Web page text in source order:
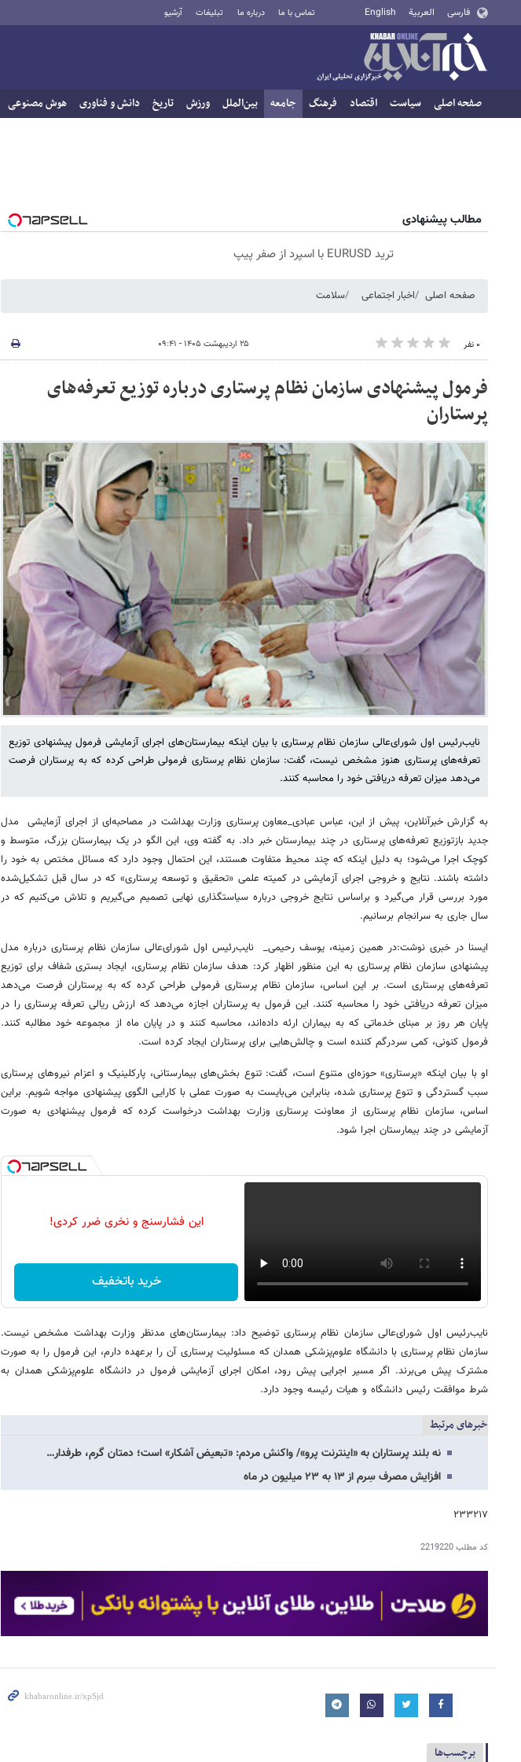
فارسی العربية English تماس با ما درباره ما تبلیغات آرشیو
صفحه اصلی سیاست اقتصاد فرهنگ جامعه بین‌الملل ورزش تاریخ دانش و فناوری هوش مصنوعی
مطالب پیشنهادی
ترید EURUSD با اسپرد از صفر پیپ
صفحه اصلی اخبار اجتماعی سلامت
۰ نفر ۲۵ اردیبهشت ۱۴۰۵ - ۰۹:۴۱
فرمول پیشنهادی سازمان نظام پرستاری درباره توزیع تعرفه‌های
پرستاران
نایب‌رئیس اول شورای‌عالی سازمان نظام پرستاری با بیان اینکه بیمارستان‌های اجرای آزمایشی فرمول پیشنهادی توزیع
تعرفه‌های پرستاری هنوز مشخص نیست، گفت: سازمان نظام پرستاری فرمولی طراحی کرده که به پرستاران فرصت
می‌دهد میزان تعرفه دریافتی خود را محاسبه کنند.
به گزارش خبرآنلاین، پیش از این، عباس عبادی_معاون پرستاری وزارت بهداشت در مصاحبه‌ای از اجرای آزمایشی مدل
جدید بازتوزیع تعرفه‌های پرستاری در چند بیمارستان خبر داد. به گفته وی، این الگو در یک بیمارستان بزرگ، متوسط و
کوچک اجرا می‌شود؛ به دلیل اینکه که چند محیط متفاوت هستند، این احتمال وجود دارد که مسائل مختص به خود را
داشته‌ باشند. نتایج و خروجی اجرای آزمایشی در کمیته علمی «تحقیق و توسعه پرستاری» که در سال قبل تشکیل‌شده
مورد بررسی قرار می‌گیرد و براساس نتایج خروجی درباره سیاستگذاری نهایی تصمیم می‌گیریم و تلاش می‌کنیم که در
سال جاری به سرانجام برسانیم.
ایسنا در خبری نوشت:در همین زمینه، یوسف رحیمی_ نایب‌رئیس اول شورای‌عالی سازمان نظام پرستاری درباره مدل
پیشنهادی سازمان نظام پرستاری به این منظور اظهار کرد: هدف سازمان نظام پرستاری، ایجاد بستری شفاف برای توزیع
تعرفه‌های پرستاری است. بر این اساس، سازمان نظام پرستاری فرمولی طراحی کرده که به پرستاران فرصت می‌دهد
میزان تعرفه دریافتی خود را محاسبه کنند. این فرمول به پرستاران اجازه می‌دهد که ارزش ریالی تعرفه پرستاری را در
پایان هر روز بر مبنای خدماتی که به بیماران ارئه داده‌اند، محاسبه کنند و در پایان ماه از مجموعه‌ خود مطالبه کنند.
فرمول کنونی، کمی سردرگم‌ کننده است و چالش‌هایی برای پرستاران ایجاد کرده است.
او با بیان اینکه «پرستاری» حوزه‌ای متنوع است، گفت: تنوع بخش‌های بیمارستانی، پارکلینیک و اعزام نیروهای پرستاری
سبب گستردگی و تنوع پرستاری شده، بنابراین می‌بایست به صورت عملی با کارایی الگوی پیشنهادی مواجه شویم. براین
اساس، سازمان نظام پرستاری از معاونت پرستاری وزارت بهداشت درخواست کرده که فرمول پیشنهادی به صورت
آزمایشی در چند بیمارستان اجرا شود.
این فشارسنج و نخری ضرر کردی!
خرید باتخفیف
نایب‌رئیس اول شورای‌عالی سازمان نظام پرستاری توضیح داد: بیمارستان‌های مدنظر وزارت بهداشت مشخص نیست.
سازمان نظام پرستاری با دانشگاه علوم‌پزشکی همدان که مسئولیت پرستاری آن را برعهده دارم، این فرمول را به صورت
مشترک پیش‌ می‌برند. اگر مسیر اجرایی پیش‌ رود، امکان اجرای آزمایشی فرمول در دانشگاه علوم‌پزشکی همدان به
شرط موافقت رئیس دانشگاه و هیات‌ رئیسه وجود دارد.
خبرهای مرتبط
نه بلند پرستاران به «اینترنت پرو»/ واکنش مردم: «تبعیض آشکار» است؛ دمتان گرم، طرفدار…
افزایش مصرف سِرم از ۱۳ به ۲۳ میلیون در ماه
۲۳۳۲۱۷
کد مطلب2219220
برچسب‌ها